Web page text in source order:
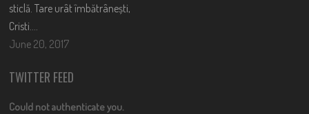
sticlă. Tare urât îmbătrânești,
Cristi….
June 20, 2017
TWITTER FEED
Could not authenticate you.